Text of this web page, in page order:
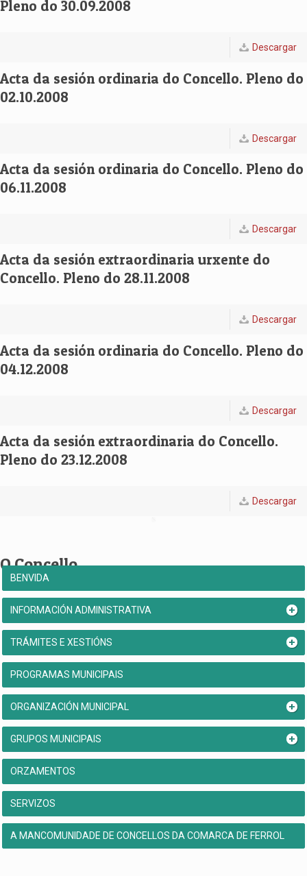
Pleno do 30.09.2008
Descargar
Acta da sesión ordinaria do Concello. Pleno do
02.10.2008
Descargar
Acta da sesión ordinaria do Concello. Pleno do
06.11.2008
Descargar
Acta da sesión extraordinaria urxente do
Concello. Pleno do 28.11.2008
Descargar
Acta da sesión ordinaria do Concello. Pleno do
04.12.2008
Descargar
Acta da sesión extraordinaria do Concello.
Pleno do 23.12.2008
Descargar
O Concello
BENVIDA
INFORMACIÓN ADMINISTRATIVA
TRÁMITES E XESTIÓNS
PROGRAMAS MUNICIPAIS
ORGANIZACIÓN MUNICIPAL
GRUPOS MUNICIPAIS
ORZAMENTOS
SERVIZOS
A MANCOMUNIDADE DE CONCELLOS DA COMARCA DE FERROL